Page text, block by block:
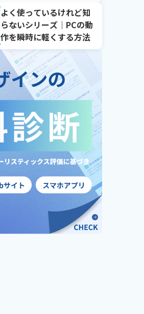
よく使っているけれど知
らないシリーズ｜PCの動
作を瞬時に軽くする方法